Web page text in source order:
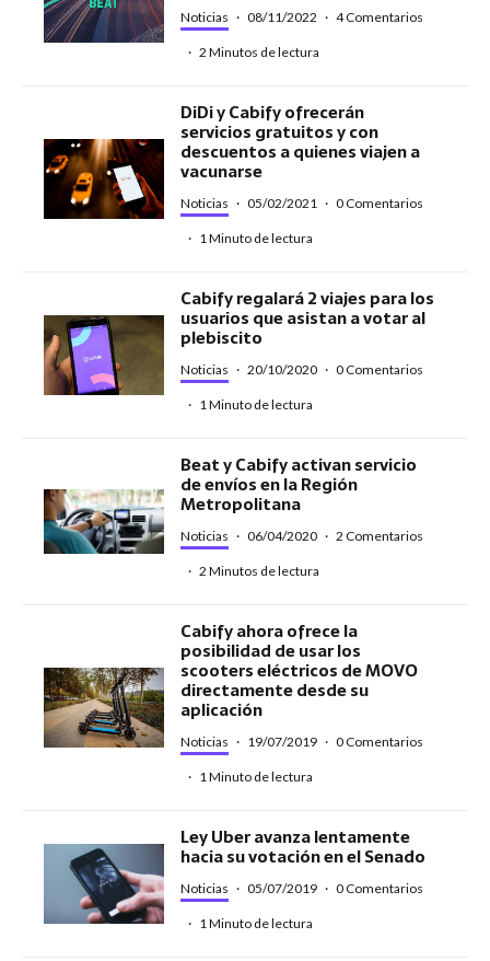
Noticias · 08/11/2022 · 4 Comentarios
· 2 Minutos de lectura
DiDi y Cabify ofrecerán
servicios gratuitos y con
descuentos a quienes viajen a
vacunarse
Noticias · 05/02/2021 · 0 Comentarios
· 1 Minuto de lectura
Cabify regalará 2 viajes para los
usuarios que asistan a votar al
plebiscito
Noticias · 20/10/2020 · 0 Comentarios
· 1 Minuto de lectura
Beat y Cabify activan servicio
de envíos en la Región
Metropolitana
Noticias · 06/04/2020 · 2 Comentarios
· 2 Minutos de lectura
Cabify ahora ofrece la
posibilidad de usar los
scooters eléctricos de MOVO
directamente desde su
aplicación
Noticias · 19/07/2019 · 0 Comentarios
· 1 Minuto de lectura
Ley Uber avanza lentamente
hacia su votación en el Senado
Noticias · 05/07/2019 · 0 Comentarios
· 1 Minuto de lectura